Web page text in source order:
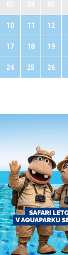
10 11 12
17 18 19
24 25 26